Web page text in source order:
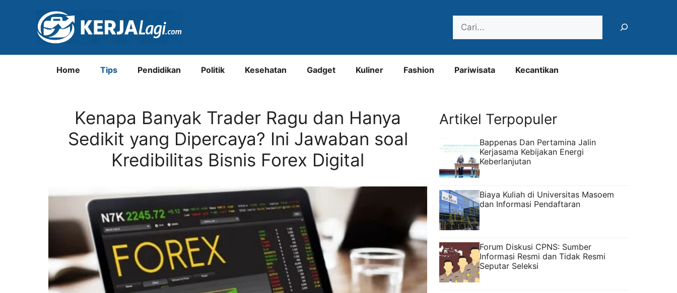
Home Tips Pendidikan Politik Kesehatan Gadget Kuliner Fashion Pariwisata Kecantikan
Kenapa Banyak Trader Ragu dan Hanya
Sedikit yang Dipercaya? Ini Jawaban soal
Kredibilitas Bisnis Forex Digital
Artikel Terpopuler
Bappenas Dan Pertamina Jalin
Kerjasama Kebijakan Energi
Keberlanjutan
Biaya Kuliah di Universitas Masoem
dan Informasi Pendaftaran
Forum Diskusi CPNS: Sumber
Informasi Resmi dan Tidak Resmi
Seputar Seleksi